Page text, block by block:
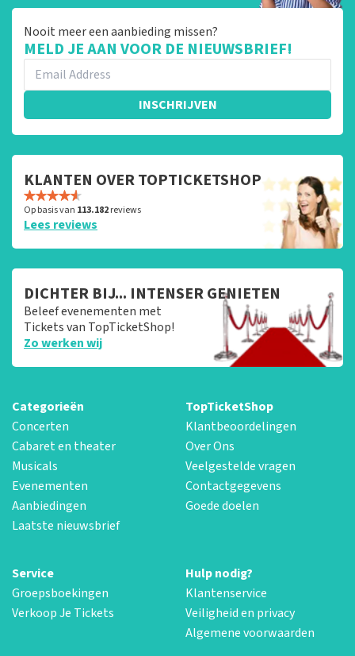
Nooit meer een aanbieding missen?
MELD JE AAN VOOR DE NIEUWSBRIEF!
INSCHRIJVEN
KLANTEN OVER TOPTICKETSHOP
Op basis van 113.182reviews
Lees reviews
DICHTER BIJ... INTENSER GENIETEN
Beleef evenementen met
Tickets van TopTicketShop!
Zo werken wij
Categorieën
Concerten
Cabaret en theater
Musicals
Evenementen
Aanbiedingen
Laatste nieuwsbrief
TopTicketShop
Klantbeoordelingen
Over Ons
Veelgestelde vragen
Contactgegevens
Goede doelen
Service
Groepsboekingen
Verkoop Je Tickets
Hulp nodig?
Klantenservice
Veiligheid en privacy
Algemene voorwaarden